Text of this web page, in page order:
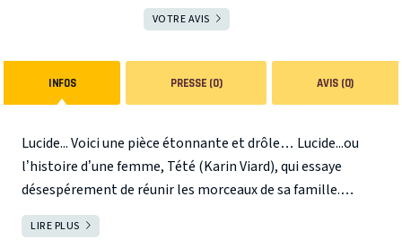
VOTRE AVIS
INFOS PRESSE (0) AVIS (0)
Lucide... Voici une pièce étonnante et drôle… Lucide...ou
l’histoire d’une femme, Tété (Karin Viard), qui essaye
désespérement de réunir les morceaux de sa famille.
Lucide...ou l’histoire de cette femme et de ses deux
enfants, Lucrèce (Léa Drucker) et Lucas (Micha Lescot),
LIRE PLUS